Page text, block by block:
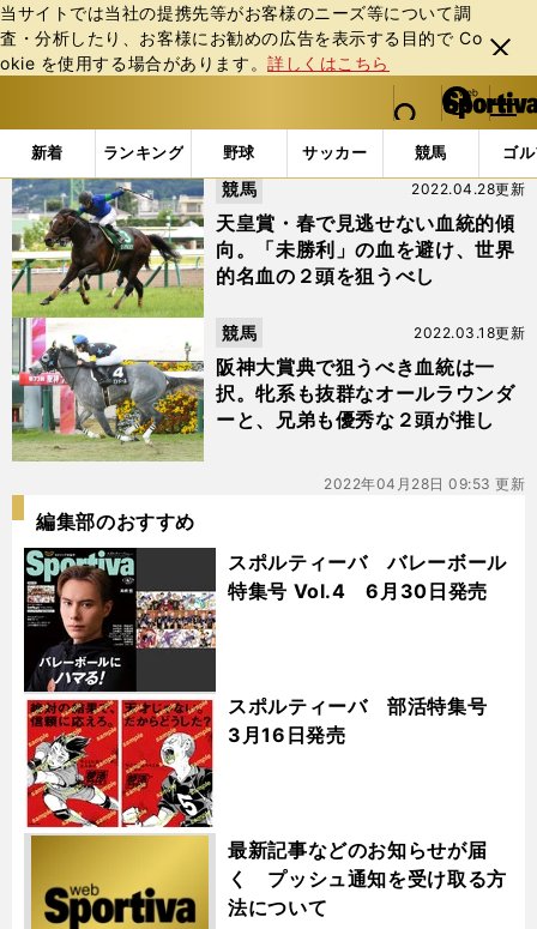
当サイトでは当社の提携先等がお客様のニーズ等について調
査・分析したり、お客様にお勧めの広告を表⽰する⽬的で Co
okie を使⽤する場合があります。詳しくはこちら
閉じ
る
web Sportiva (webスポルティーバ)
検索
マイペ
ー
ジ
メニュ
新着 ランキング 野球 サッカー 競馬 ゴ
b
ス
ポ
ル
テ
ィ
ー
バ
「#マカオンドール」の最新ニュース・ 情報
天皇賞・春で見逃せない血統的傾
向。「未勝利」の血を避け、世界
的名血の２頭を狙うべし
2022.04.28更新
競馬
阪神大賞典で狙うべき血統は一
択。牝系も抜群なオールラウンダ
ーと、兄弟も優秀な２頭が推し
2022.03.18更新
競馬
2022年04月28日 09:53 更新
編集部のおすすめ
スポルティーバ バレーボール
特集号 Vol.4 6月30日発売
スポルティーバ 部活特集号
3月16日発売
最新記事などのお知らせが届
く プッシュ通知を受け取る方
法について